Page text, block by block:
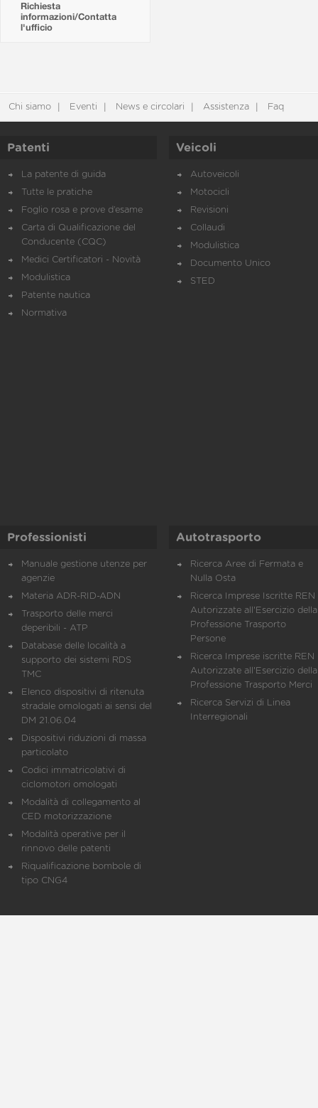
Richiesta
informazioni/Contatta
l'ufficio
Chi siamo Eventi News e circolari Assistenza Faq
Patenti
La patente di guida
Tutte le pratiche
Foglio rosa e prove d’esame
Carta di Qualificazione del
Conducente (CQC)
Medici Certificatori - Novità
Modulistica
Patente nautica
Normativa
Veicoli
Autoveicoli
Motocicli
Revisioni
Collaudi
Modulistica
Documento Unico
STED
Professionisti
Manuale gestione utenze per
agenzie
Materia ADR-RID-ADN
Trasporto delle merci
deperibili - ATP
Database delle località a
supporto dei sistemi RDS
TMC
Elenco dispositivi di ritenuta
stradale omologati ai sensi del
DM 21.06.04
Dispositivi riduzioni di massa
particolato
Codici immatricolativi di
ciclomotori omologati
Modalità di collegamento al
CED motorizzazione
Modalità operative per il
rinnovo delle patenti
Riqualificazione bombole di
tipo CNG4
Autotrasporto
Ricerca Aree di Fermata e
Nulla Osta
Ricerca Imprese Iscritte REN
Autorizzate all'Esercizio della
Professione Trasporto
Persone
Ricerca Imprese iscritte REN
Autorizzate all'Esercizio della
Professione Trasporto Merci
Ricerca Servizi di Linea
Interregionali